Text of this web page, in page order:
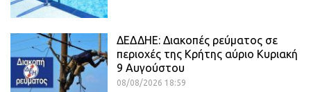
ΔΕΔΔΗΕ: Διακοπές ρεύματος σε
περιοχές της Κρήτης αύριο Κυριακή
9 Αυγούστου
08/08/2026 18:59